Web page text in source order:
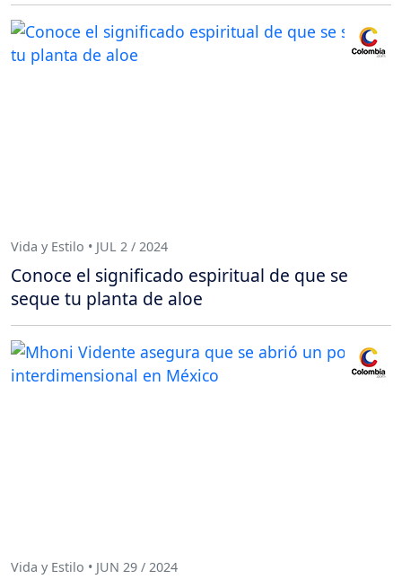
Vida y Estilo • JUL 2 / 2024
Conoce el significado espiritual de que se
seque tu planta de aloe
Vida y Estilo • JUN 29 / 2024